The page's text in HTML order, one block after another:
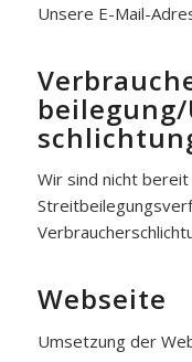
Unsere E-Mail-
Wir sind nicht
Webseite
Umsetzung der